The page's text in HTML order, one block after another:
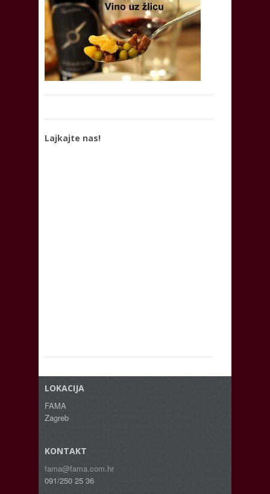
Lajkajte nas!
LOKACIJA
FAMA
Zagreb
KONTAKT
fama@fama.com.hr
091/250 25 36